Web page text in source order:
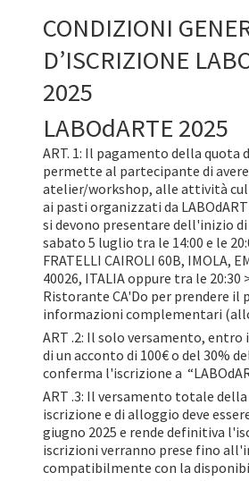
CONDIZIONI
D’ISCRIZIONE
2025
LABOdARTE 2025
ART. 1: Il pagamento della quota
permette al partecipante di avere
atelier/workshop, alle attività
ai pasti organizzati da
si devono presentare dell'inizio di
sabato 5 luglio tra le 14:00 e le
FRATELLI CAIROLI 60B, IMOLA,
40026, ITALIA oppure tra le 20:30
Ristorante CA'Do per prendere il
informazioni complementari
ART .2: Il solo versamento, entro
di un acconto di 100€ o del 30%
conferma l'iscrizione a
ART .3: Il versamento totale
iscrizione e di alloggio deve
giugno 2025 e rende definitiva
iscrizioni verranno prese fino
compatibilmente con la